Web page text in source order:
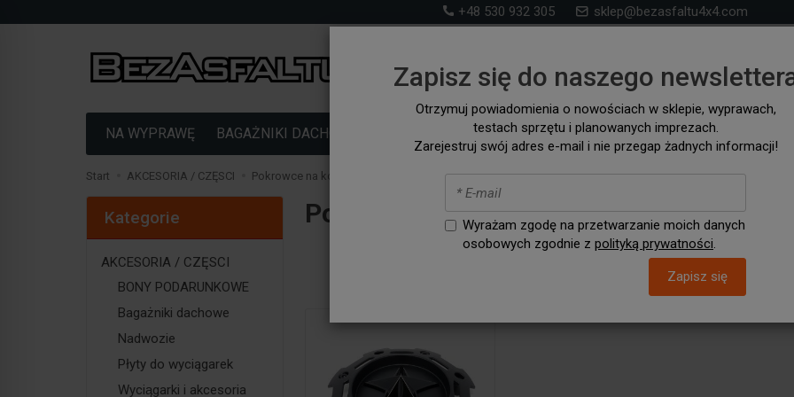
Zapisz się do naszego
Otrzymuj powiadomienia o nowościach w sklepie, wyprawach,
testach sprzętu i planowanych imprezach.
Zarejestruj swój adres e-mail i nie przegap żadnych informacji!
Wyrażam zgodę na przetwarzanie moich danych
osobowych zgodnie z polityką prywatności.
Zapisz się
+48 530 932 305 sklep@bezasfaltu4x4.com
samochodów 4x4 i kampervanów
NA WYPRAWĘ BAGAŻNIKI DACHOWE FRONT RUNNER SZUKAJ WG. SAMOCHODU AKCESORIA /
Start AKCESORIA / CZĘSCI Pokrowce na koła
Pokrowce na koła
Kategorie
AKCESORIA / CZĘSCI
BONY PODARUNKOWE
Bagażniki dachowe
Nadwozie
Płyty do wyciągarek
Wyciągarki i akcesoria